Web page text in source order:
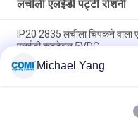
लचीली एलईडी पट्टी रोशनी
IP20 2835 लचीला चिपकने वाला
एलईडी कटटेबल 5VDC
क्लास ए फ्लेक्सिबल एलईडी
14.4W / M
Dimmable मल्टी कलर RGBW
Michael Yang